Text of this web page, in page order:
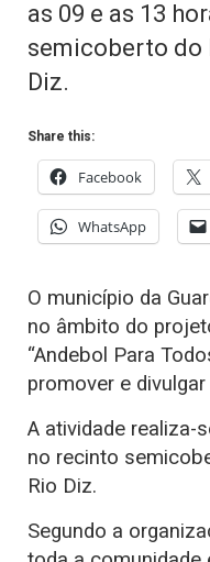
as 09 e as 13
semicoberto do
Diz.
Share this:
Facebook
WhatsApp
O município da
no âmbito do
“Andebol Para
promover e
A atividade realiza-
no recinto
Rio Diz.
Segundo a